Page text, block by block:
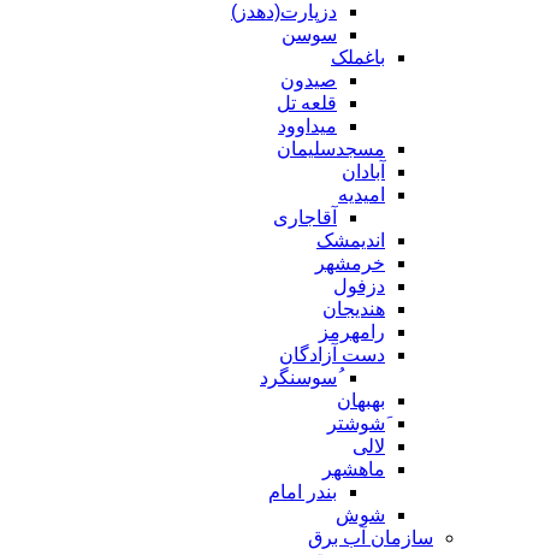
دزپارت(دهدز)
سوسن
باغملک
صیدون
قلعه تل
میداوود
مسجدسلیمان
آبادان
امیدیه
آقاجاری
اندیمشک
خرمشهر
دزفول
هندیجان
رامهرمز
دست آزادگان
ُسوسنگرد
بهبهان
َشوشتر
لالی
ماهشهر
بندر امام
شوش
سازمان آب برق